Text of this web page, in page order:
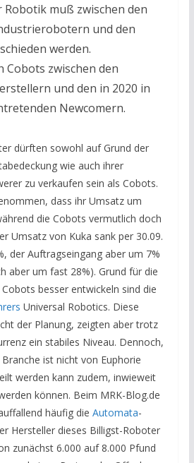
muß zwischen den
und den
werden.
Cobots zwischen den
und den in 2020 in
Newcomern.
dürften sowohl auf Grund der
wie auch ihrer
zu verkaufen sein als Cobots.
dass ihr Umsatz um
die Cobots vermutlich doch
Umsatz von Kuka sank per 30.09.
der Auftragseingang aber um 7%
aber um fast 28%). Grund für die
besser entwickeln sind die
Universal Robotics. Diese
der Planung, zeigten aber trotz
ein stabiles Niveau. Dennoch,
ist nicht von Euphorie
werden kann zudem, inwieweit
können. Beim MRK-Blog.de
häufig die Automata-
Hersteller dieses Billigst-Roboter
zunächst 6.000 auf 8.000 Pfund